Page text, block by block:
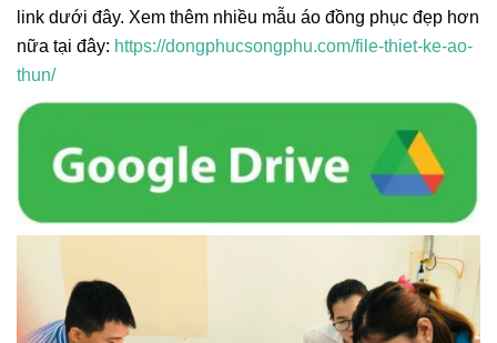
link dưới đây. Xem thêm nhiều mẫu áo đồng phục đẹp hơn
nữa tại đây: https://dongphucsongphu.com/file-thiet-ke-ao-
thun/